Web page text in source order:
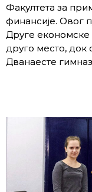
Факултета за
финансије. Овог
Друге економске
друго место, док
Дванаесте